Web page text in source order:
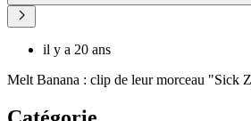
il y a 20 ans
Melt Banana : clip de leur morceau "Sick